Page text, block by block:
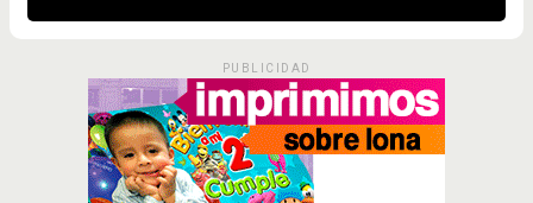
PUBLICIDAD